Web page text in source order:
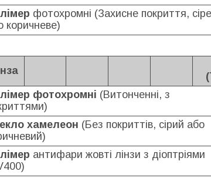
фотохромні (Захисне покриття, сіре
коричневе)
фотохромні (Витонченні, з
хамелеон (Без покриттів, сірий або
антифари жовті лінзи з діоптріями